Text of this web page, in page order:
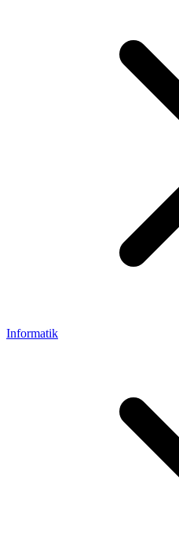
Informatik